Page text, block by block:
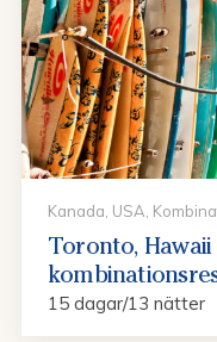
Kanada, USA,
Toronto, Hawaii
15 dagar/13 nätter